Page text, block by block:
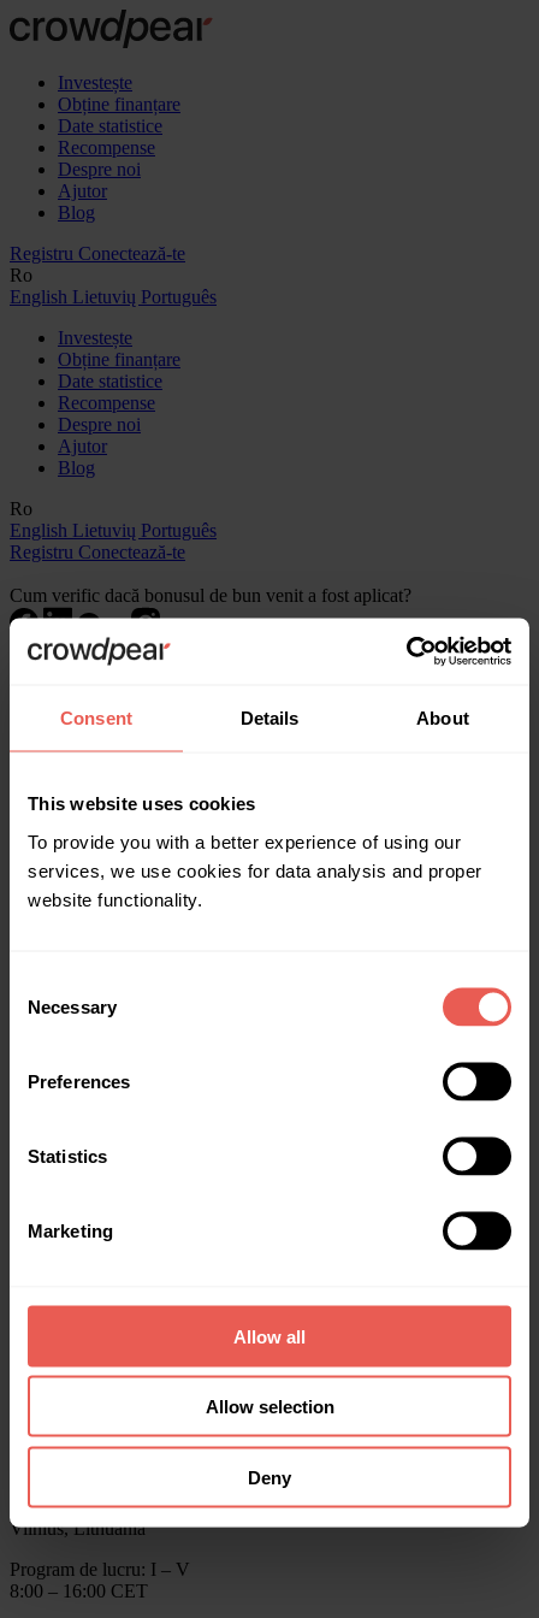
Consent Details About
This website uses cookies
To provide you with a better experience of using our
services, we use cookies for data analysis and proper
website functionality.
Selection
Necessary
Preferences
Statistics
Marketing
Allow all
Allow selection
Deny
Investește
Obține finanțare
Date statistice
Recompense
Despre noi
Ajutor
Blog
Registru Conectează-te
Ro
English Lietuvių Português
Investește
Obține finanțare
Date statistice
Recompense
Despre noi
Ajutor
Blog
Ro
English Lietuvių Português
Registru Conectează-te
Cum verific dacă bonusul de bun venit a fost aplicat?
Accesează secțiunea „Investițiile mele”, selectează investiția avută în
unde va fi afișată rata de bază a dobânzii, și compară dacă s-a aplicat
Politica de confidențialitate
Responsabil pentru protecția datelor
Despre noi
Obține finanțare
Despre noi
+370 615 54424
Pentru finanțare+40 754 22 99 25
Kareiviu str. 11B, LT-09109
Vilnius, Lithuania
Program de lucru: I – V
8:00 – 16:00 CET